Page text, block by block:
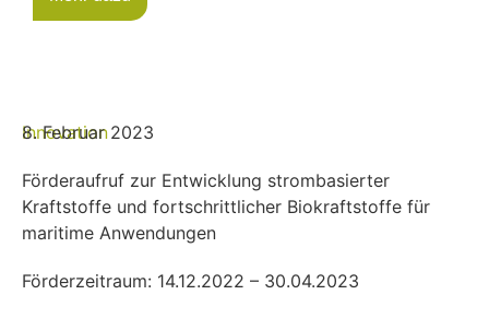
Innovation
8. Februar 2023
Förderaufruf zur Entwicklung strombasierter
Kraftstoffe und fortschrittlicher Biokraftstoffe für
maritime Anwendungen
Förderzeitraum: 14.12.2022 – 30.04.2023